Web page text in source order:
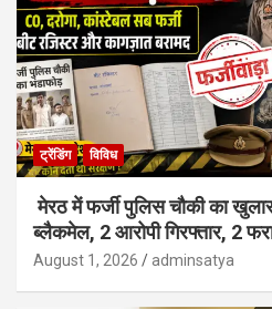
ट्रेंडिंग विविध
मेरठ में फर्जी पुलिस चौकी का
ब्लैकमेल, 2 आरोपी गिरफ्तार, 2
August 1, 2026 adminsatya